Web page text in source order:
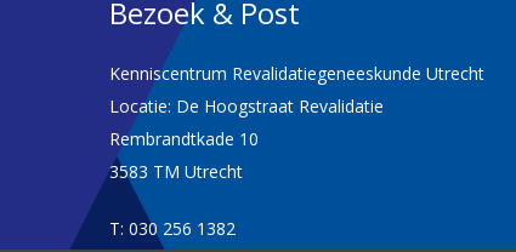
Bezoek & Post
Kenniscentrum Revalidatiegeneeskunde Utrecht
Locatie: De Hoogstraat Revalidatie
Rembrandtkade 10
3583 TM Utrecht
T: 030 256 1382